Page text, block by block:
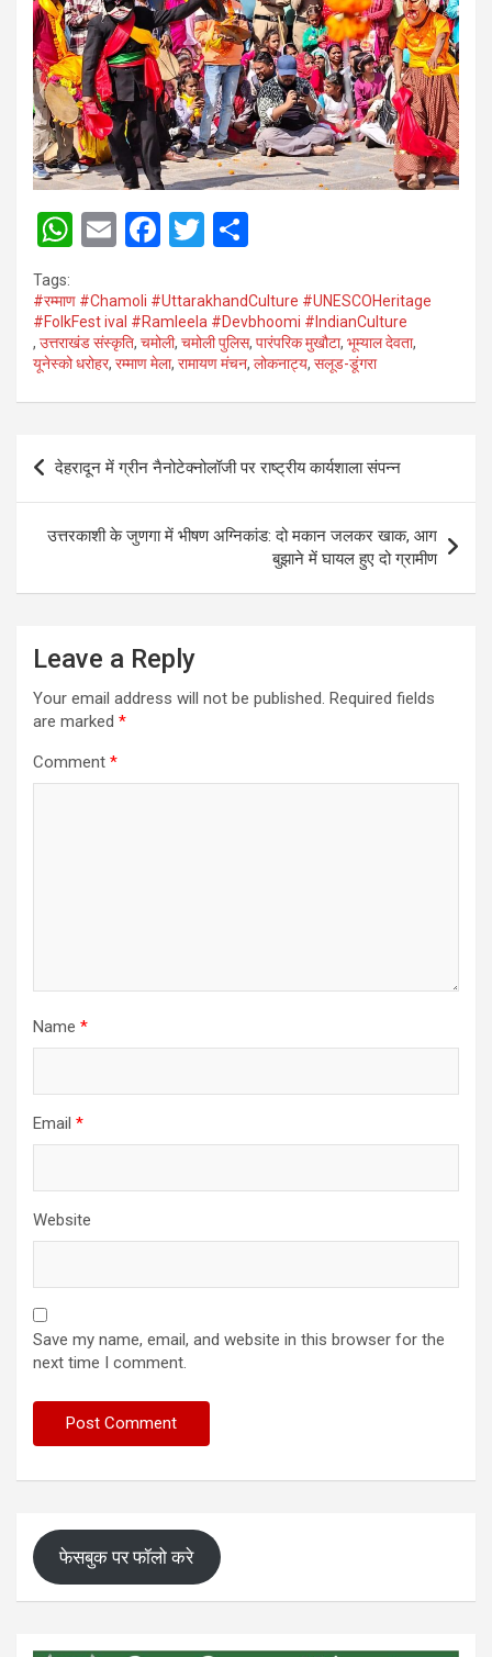
W
at
s
A
p
E
ail
F
ce
b
o
o
T
tt
er
ar
e
Tags:
#रम्माण #Chamoli #UttarakhandCulture #UNESCOHeritage
#FolkFest ival #Ramleela #Devbhoomi #IndianCulture
, उत्तराखंड संस्कृति, चमोली, चमोली पुलिस, पारंपरिक मुखौटा, भूम्याल देवता,
यूनेस्को धरोहर, रम्माण मेला, रामायण मंचन, लोकनाट्य, सलूड-डूंगरा
Post
navigation
देहरादून में ग्रीन नैनोटेक्नोलॉजी पर राष्ट्रीय कार्यशाला संपन्न
उत्तरकाशी के जुणगा में भीषण अग्निकांड: दो मकान जलकर खाक, आग
बुझाने में घायल हुए दो ग्रामीण
Leave a Reply
Your email address will not be published. Required fields
are marked *
Comment *
Name *
Email *
Website
Save my name, email, and website in this browser for the
next time I comment.
फेसबुक पर फॉलो करे